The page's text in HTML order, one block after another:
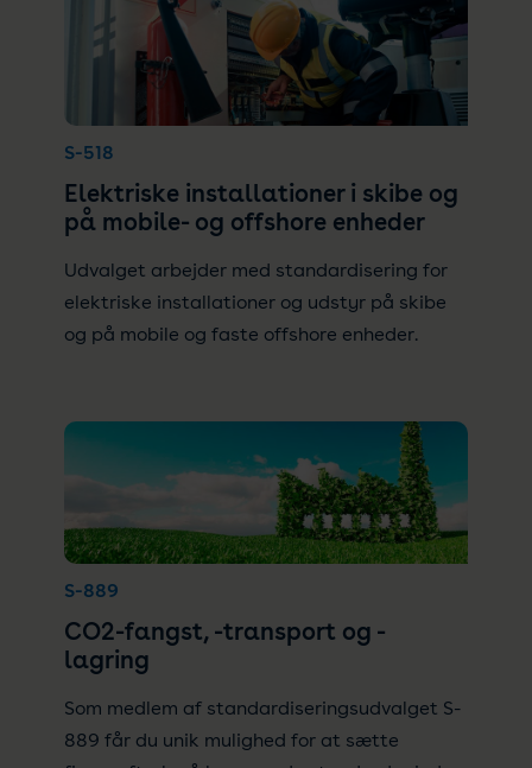
S-518
Elektriske installationer i skibe og
på mobile- og offshore enheder
Udvalget arbejder med standardisering for
elektriske installationer og udstyr på skibe
og på mobile og faste offshore enheder.
S-889
CO2-fangst, -transport og -
lagring
Som medlem af standardiseringsudvalget S-
889 får du unik mulighed for at sætte